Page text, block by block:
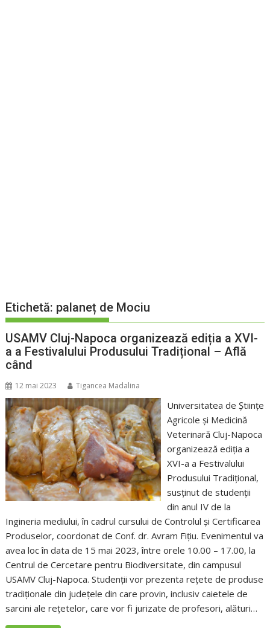
Etichetă: palaneț de Mociu
USAMV Cluj-Napoca organizează ediția a XVI-
a a Festivalului Produsului Tradițional – Află
când
12 mai 2023 Tigancea Madalina
Universitatea de Științe
Agricole și Medicină
Veterinară Cluj-Napoca
organizează ediția a
XVI-a a Festivalului
Produsului Tradițional,
susținut de studenții
din anul IV de la
Ingineria mediului, în cadrul cursului de Controlul și Certificarea
Produselor, coordonat de Conf. dr. Avram Fițiu. Evenimentul va
avea loc în data de 15 mai 2023, între orele 10.00 – 17.00, la
Centrul de Cercetare pentru Biodiversitate, din campusul
USAMV Cluj-Napoca. Studenții vor prezenta rețete de produse
tradiționale din județele din care provin, inclusiv caietele de
sarcini ale rețetelor, care vor fi jurizate de profesori, alături…